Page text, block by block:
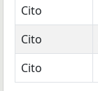
Cito
Cito
Cito